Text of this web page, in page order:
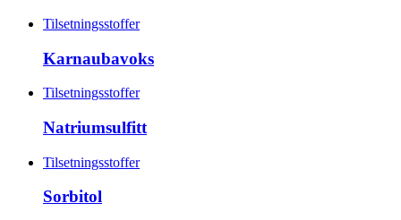
Tilsetningsstoffer
Karnaubavoks
Tilsetningsstoffer
Natriumsulfitt
Tilsetningsstoffer
Sorbitol